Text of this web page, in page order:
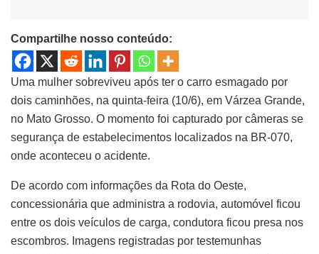
Compartilhe nosso conteúdo:
Uma mulher sobreviveu após ter o carro esmagado por
dois caminhões, na quinta-feira (10/6), em Várzea Grande,
no Mato Grosso. O momento foi capturado por câmeras se
segurança de estabelecimentos localizados na BR-070,
onde aconteceu o acidente.
De acordo com informações da Rota do Oeste,
concessionária que administra a rodovia, automóvel ficou
entre os dois veículos de carga, condutora ficou presa nos
escombros. Imagens registradas por testemunhas